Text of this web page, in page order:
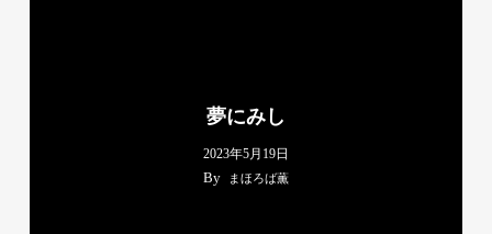
夢にみし
2023年5月19日
By まほろば薫